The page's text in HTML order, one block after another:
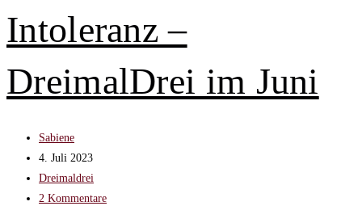
dem
Trike
im
Juli
Intoleranz –
DreimalDrei im Juni
Beitrags-
Autor:
Sabiene
Beitrag
veröffentlicht:
4. Juli 2023
Beitrags-
Kategorie:
Dreimaldrei
Beitrags-
2 Kommentare